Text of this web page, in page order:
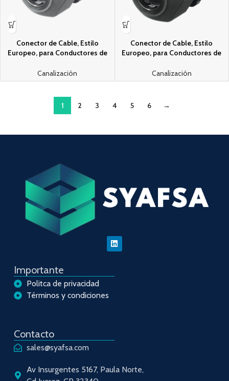
Conector de Cable, Estilo
Europeo, para Conductores de
Color Gris.
Canalización
Conector de Cable, Estilo
Europeo, para Conductores de
Color Gris.
Canalización
1 2 3 4 5 6 →
Importante
Politca de privacidad
Términos y condiciones
Contacto
sales@syafsa.com
Av Insurgentes 5167, Paula Norte,